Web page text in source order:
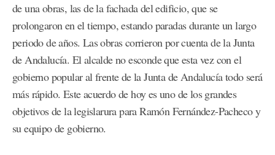
de una obras, las de la fachada del edificio, que se
prolongaron en el tiempo, estando paradas durante un largo
periodo de años. Las obras corrieron por cuenta de la Junta
de Andalucía. El alcalde no esconde que esta vez con el
gobierno popular al frente de la Junta de Andalucía todo será
más rápido. Este acuerdo de hoy es uno de los grandes
objetivos de la legislarura para Ramón Fernández-Pacheco y
su equipo de gobierno.